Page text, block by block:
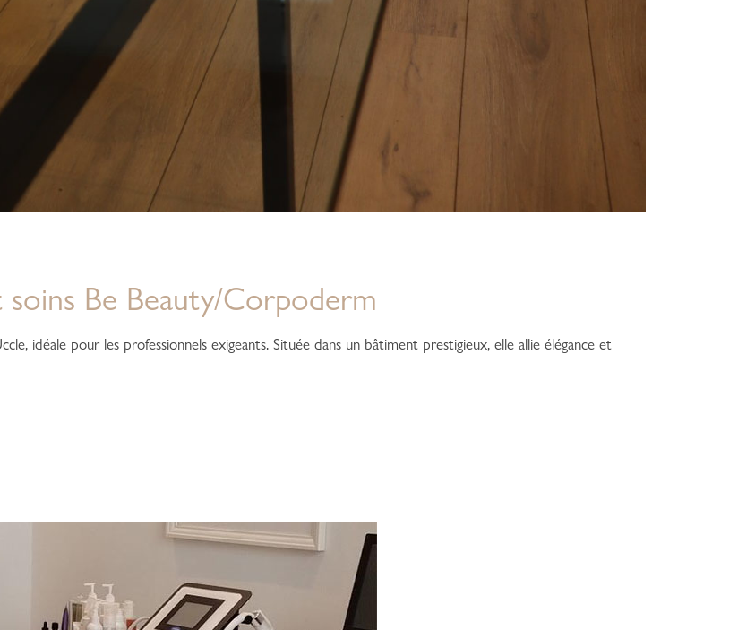
Be Beauty/Corpoderm
idéale pour les professionnels exigeants. Située dans un bâtiment prestigieux, elle allie élégance et